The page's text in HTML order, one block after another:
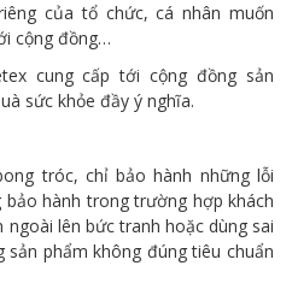
của tổ chức, cá nhân muốn
cộng đồng…
cung cấp tới cộng đồng sản
sức khỏe đầy ý nghĩa.
tróc, chỉ bảo hành những lỗi
hành trong trường hợp khách
lên bức tranh hoặc dùng sai
phẩm không đúng tiêu chuẩn